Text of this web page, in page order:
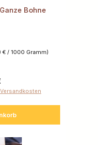
Bohne
€ / 1000 Gramm)
Preis: